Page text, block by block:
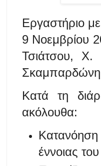
Eργαστήριο
9 Νοεμβρίου
Τσιάτσου,
Κατά τη
ακόλουθα:
Κατανόηση
έννοιας